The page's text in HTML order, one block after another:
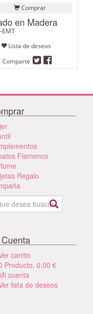
Comprar
en Madera
EMT
Lista de deseos
Comparte
Flamenco
Regalo
carrito
Producto, 0,00 €
cuenta
lista de deseos